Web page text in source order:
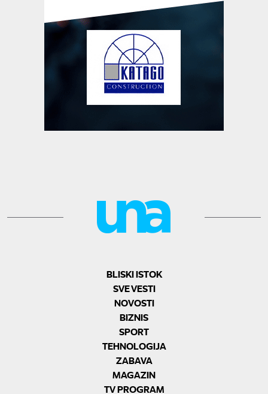
BLISKI ISTOK
SVE VESTI
NOVOSTI
BIZNIS
SPORT
TEHNOLOGIJA
ZABAVA
MAGAZIN
TV PROGRAM